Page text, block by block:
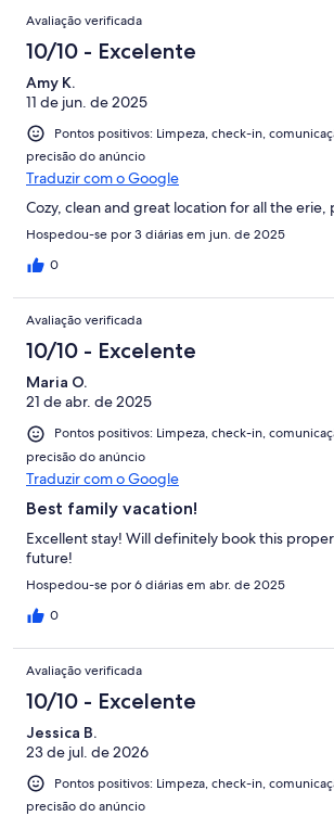
Avaliação verificada
10/10 - Excelente
Amy K.
11 de jun. de 2025
Pontos positivos: Limpeza, check-in,
precisão do anúncio
Traduzir com o Google
Cozy, clean and great location for all the erie,
Hospedou-se por 3 diárias em jun. de 2025
0
Avaliação verificada
10/10 - Excelente
Maria O.
21 de abr. de 2025
Pontos positivos: Limpeza, check-in,
precisão do anúncio
Traduzir com o Google
Best family vacation!
Excellent stay! Will definitely book this
future!
Hospedou-se por 6 diárias em abr. de 2025
0
Avaliação verificada
10/10 - Excelente
Jessica B.
23 de jul. de 2026
Pontos positivos: Limpeza, check-in,
precisão do anúncio